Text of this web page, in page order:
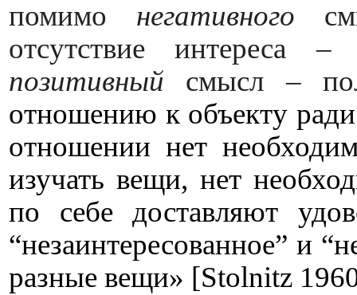
помимо негативного
отсутствие интереса
позитивный смысл –
отношению к объекту
отношении нет
изучать вещи, нет
по себе доставляют
“незаинтересованное” и
разные вещи» [Stolnitz